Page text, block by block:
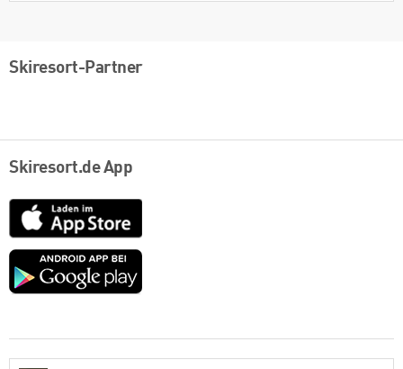
Skiresort-Partner
Skiresort.de App
App
Store
Google